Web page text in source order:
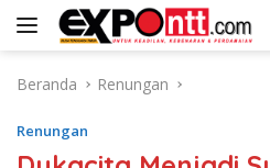
Langsung
Beranda
Renungan
Renungan